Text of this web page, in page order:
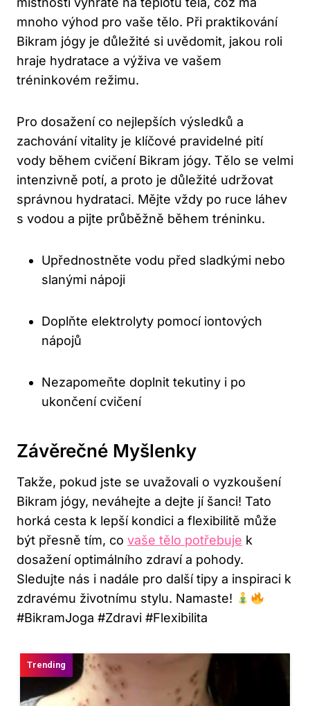
mnoho výhod pro vaše tělo. Při praktikování
Bikram jógy je důležité si uvědomit, jakou roli
hraje hydratace a výživa ve vašem
tréninkovém režimu.
Pro dosažení co nejlepších výsledků a
zachování vitality je klíčové pravidelné pití
vody během cvičení Bikram jógy. Tělo se velmi
intenzivně potí, a proto je důležité udržovat
správnou hydrataci. Mějte vždy po ruce láhev
s vodou a pijte průběžně během tréninku.
Upřednostněte vodu před sladkými nebo
slanými nápoji
Doplňte elektrolyty pomocí iontových
nápojů
Nezapomeňte doplnit tekutiny i po
ukončení cvičení
Závěrečné Myšlenky
Takže, pokud jste se uvažovali o vyzkoušení
Bikram jógy, neváhejte a dejte jí šanci! Tato
horká cesta k lepší kondici a flexibilitě může
být přesně tím, co vaše tělo potřebuje k
dosažení optimálního zdraví a pohody.
Sledujte nás i nadále pro další tipy a inspiraci k
zdravému životnímu stylu. Namaste!
#BikramJoga #Zdravi #Flexibilita